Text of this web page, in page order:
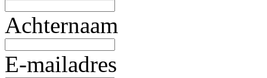
Achternaam
E-mailadres